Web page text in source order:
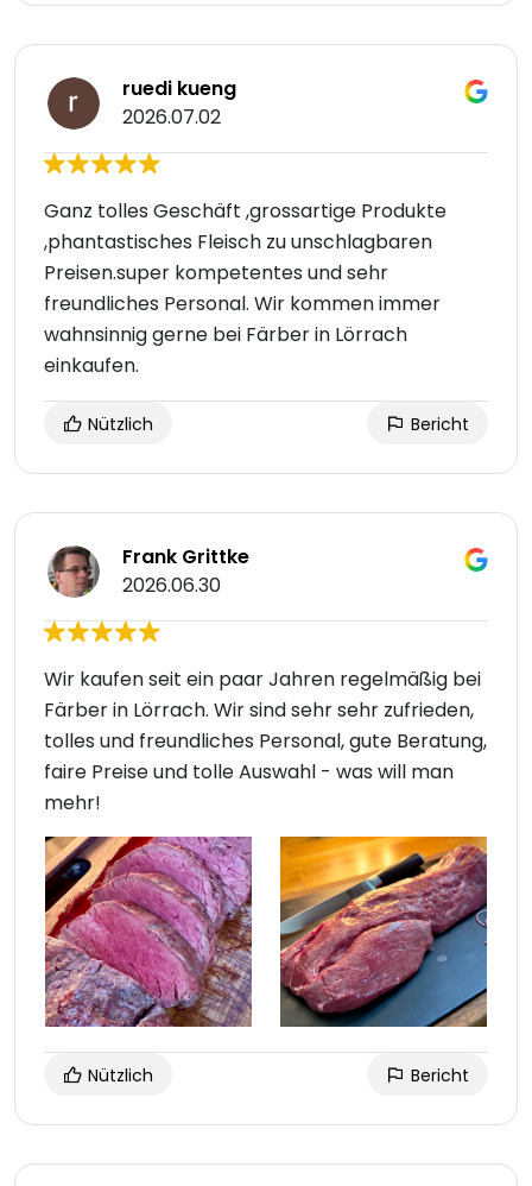
ruedi kueng
2026.07.02
Ganz tolles Geschäft ,grossartige Produkte
,phantastisches Fleisch zu unschlagbaren
Preisen.super kompetentes und sehr
freundliches Personal. Wir kommen immer
wahnsinnig gerne bei Färber in Lörrach
einkaufen.
Nützlich Bericht
Frank Grittke
2026.06.30
Wir kaufen seit ein paar Jahren regelmäßig bei
Färber in Lörrach. Wir sind sehr sehr zufrieden,
tolles und freundliches Personal, gute Beratung,
faire Preise und tolle Auswahl - was will man
mehr!
Nützlich Bericht